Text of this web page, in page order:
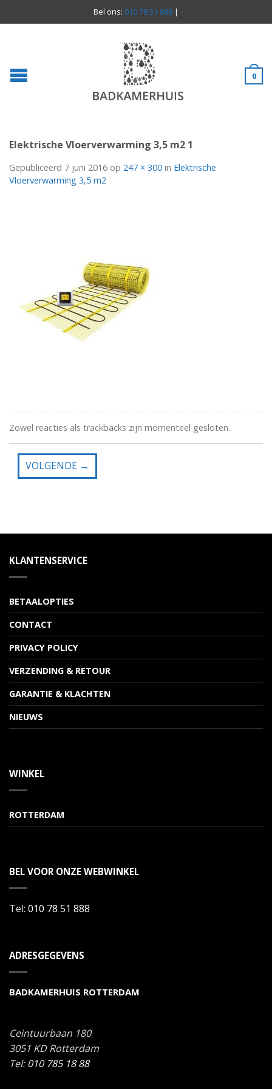
Bel ons: 010 78 51 888 |
0
Elektrische Vloerverwarming 3,5 m2 1
Gepubliceerd 7 juni 2016 op 247 × 300 in Elektrische
Vloerverwarming 3,5 m2
Zowel reacties als trackbacks zijn momenteel gesloten.
VOLGENDE →
KLANTENSERVICE
BETAALOPTIES
CONTACT
PRIVACY POLICY
VERZENDING & RETOUR
GARANTIE & KLACHTEN
NIEUWS
WINKEL
ROTTERDAM
BEL VOOR ONZE WEBWINKEL
Tel: 010 78 51 888
ADRESGEGEVENS
BADKAMERHUIS ROTTERDAM
Ceintuurbaan 180
3051 KD Rotterdam
Tel:010 785 18 88